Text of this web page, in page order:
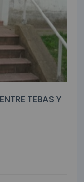
TEBAS Y